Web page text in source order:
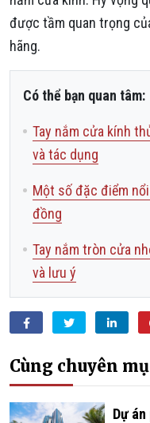
được tầm quan trọng
hãng.
Có thể bạn quan tâm:
Tay nắm cửa kính
và tác dụng
Một số đặc điểm
đồng
Tay nắm tròn cửa
và lưu ý
FacebookTwitter
Cùng chuyên
­­­­­­Dự